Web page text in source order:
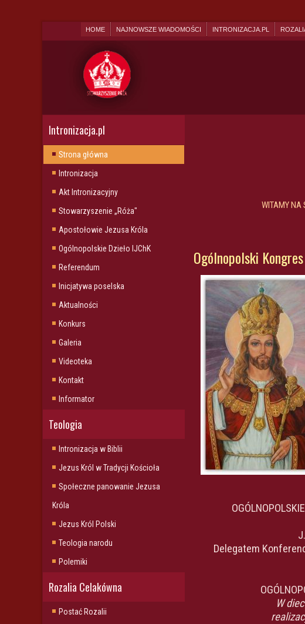
HOME NAJNOWSZE WIADOMOŚCI INTRONIZACJA.PL
Intronizacja.pl
Strona główna
Intronizacja
Akt Intronizacyjny
Stowarzyszenie „Róża"
Apostołowie Jezusa Króla
Ogólnopolskie Dzieło IJChK
Referendum
Inicjatywa poselska
Aktualności
Konkurs
Galeria
Videoteka
Kontakt
Informator
Teologia
Intronizacja w Biblii
Jezus Król w Tradycji Kościoła
Społeczne panowanie Jezusa
Króla
Jezus Król Polski
Teologia narodu
Polemiki
Rozalia Celakówna
Postać Rozalii
WITAMY NA
Ogólnopolski
Delegatem
W